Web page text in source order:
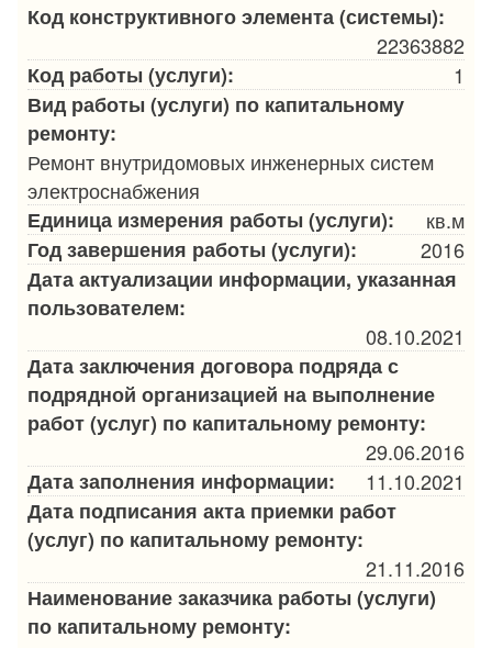
Код конструктивного элемента (системы):
22363882
Код работы (услуги):
1
Вид работы (услуги) по капитальному
ремонту:
Ремонт внутридомовых инженерных систем
электроснабжения
Единица измерения работы (услуги):
кв.м
Год завершения работы (услуги):
2016
Дата актуализации информации, указанная
пользователем:
08.10.2021
Дата заключения договора подряда с
подрядной организацией на выполнение
работ (услуг) по капитальному ремонту:
29.06.2016
Дата заполнения информации:
11.10.2021
Дата подписания акта приемки работ
(услуг) по капитальному ремонту:
21.11.2016
Наименование заказчика работы (услуги)
по капитальному ремонту: